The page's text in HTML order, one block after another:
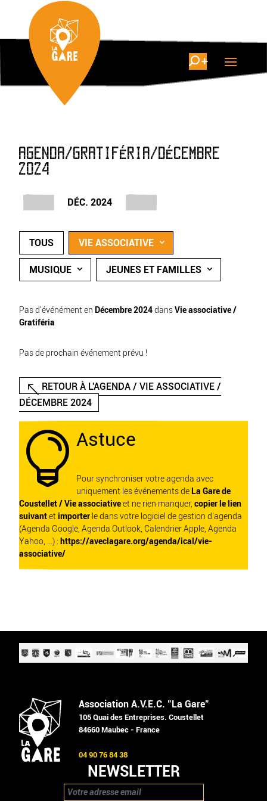
AGENDA/GRATIFÉRIA/DÉCEMBRE
2024
DÉC. 2024
TOUS VIE ASSOCIATIVE
MUSIQUE JEUNES ET FAMILLES
Pas d'événément en Décembre 2024dansVie associative /
Gratiféria
Pas de prochain événement prévu !
RETOUR À L'AGENDA / VIE ASSOCIATIVE /
DÉCEMBRE 2024
 Astuce
Pour synchroniser votre agenda avec
uniquement les événements de La Gare de
Coustellet / Vie associativeet ne rien manquer, copier le lien
suivantet importer le dans votre logiciel de gestion d'agenda
(Agenda Google, Agenda Outlook, Calendrier Apple, Agenda
Yahoo, ...) : https://aveclagare.org/agenda/ical/vie-
associative/
Association A.V.E.C. "La Gare"
105 Quai des Entreprises. Coustellet
84660 Maubec - France
04 90 76 84 38
NEWSLETTER